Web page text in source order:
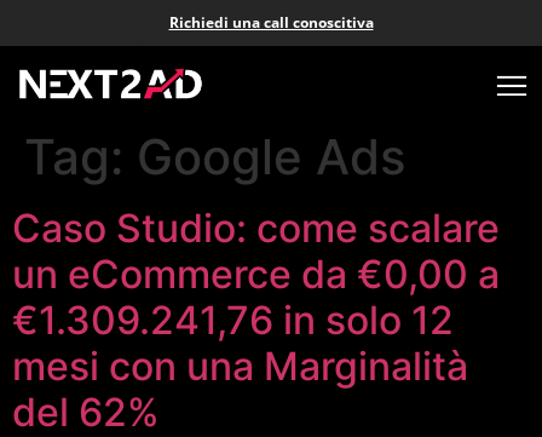
Richiedi una call conoscitiva
Tag: Google Ads
Caso Studio: come scalare
un eCommerce da €0,00 a
€1.309.241,76 in solo 12
mesi con una Marginalità
del 62%